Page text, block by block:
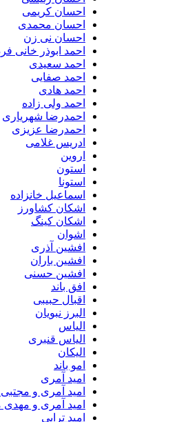
احسان کریمی
احسان محمدی
احسان نی زن
احمد ابوذر خانی
احمد سعیدی
احمد صفایی
احمد هادی
احمد ولی زاده
احمدرضا شهریاری
احمدرضا عزیزی
ادریس غلامی
اروین
استون
استونا
اسماعیل خانزاده
اشکان کشاورز
اشکان کینگ
اشوان
افشین آذری
افشین باران
افشین حسنی
افق باند
اقبال حبیبی
البرز نبویان
الیاس
الیاس قنبرى
الیکان
امو باند
امید آمری
امید آمری و
امید آمری و مهدی
امید ترابی